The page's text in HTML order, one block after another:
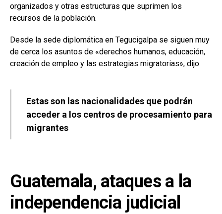
organizados y otras estructuras que suprimen los
recursos de la población.
Desde la sede diplomática en Tegucigalpa se siguen muy
de cerca los asuntos de «derechos humanos, educación,
creación de empleo y las estrategias migratorias», dijo.
Estas son las nacionalidades que podrán
acceder a los centros de procesamiento para
migrantes
Guatemala, ataques a la
independencia judicial